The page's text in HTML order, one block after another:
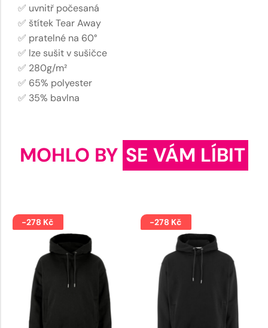
✅ uvnitř počesaná
✅ štítek Tear Away
✅ pratelné na 60°
✅ lze sušit v sušičce
✅ 280g/m²
✅ 65% polyester
✅ 35% bavlna
MOHLO BY SE VÁM LÍBIT
-278 Kč -278 Kč